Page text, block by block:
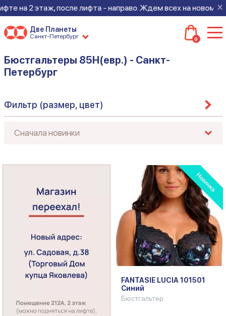
×
после лифта - направо. Ждем всех на новом месте!
Две Планеты
Санкт-Петербург 0
Бюстгальтеры 85H(евр.) - Санкт-
Петербург
Фильтр (размер, цвет)
FANTASIE LUCIA 101501
Синий
Бюстгальтер